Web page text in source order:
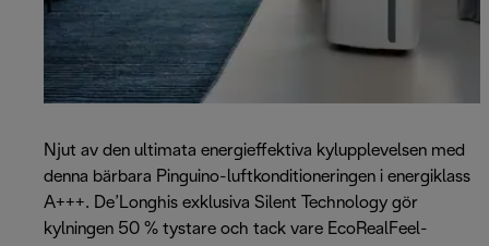
Njut av den ultimata energieffektiva kylupplevelsen med
denna bärbara Pinguino-luftkonditioneringen i energiklass
A+++. De’Longhis exklusiva Silent Technology gör
kylningen 50 % tystare och tack vare EcoRealFeel-